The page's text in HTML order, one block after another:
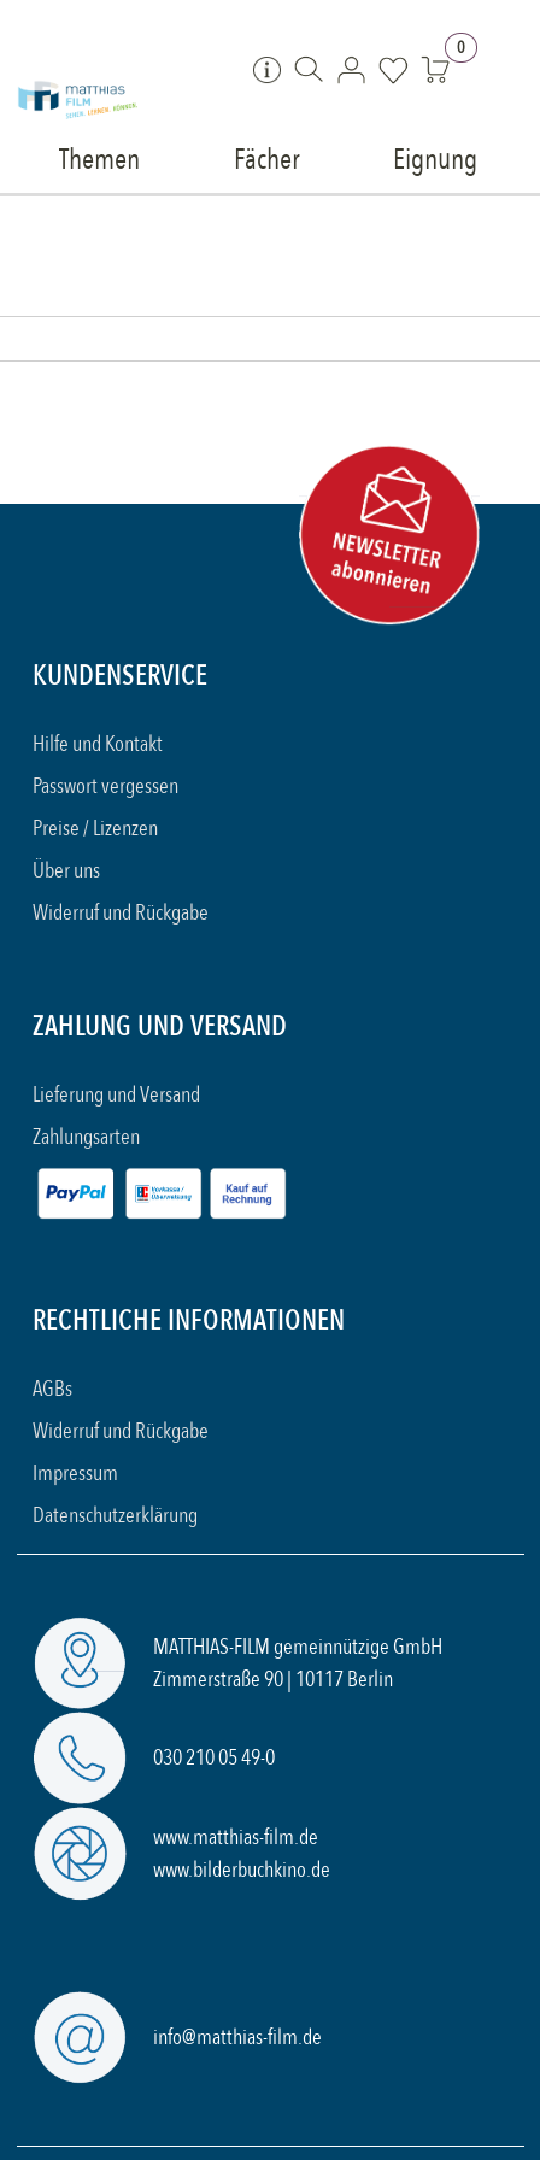
0
Themen Fächer Eignung
KUNDENSERVICE
Hilfe und Kontakt
Passwort vergessen
Preise / Lizenzen
Über uns
Widerruf und Rückgabe
ZAHLUNG UND VERSAND
Lieferung und Versand
Zahlungsarten
RECHTLICHE INFORMATIONEN
AGBs
Widerruf und Rückgabe
Impressum
Datenschutzerklärung
MATTHIAS-FILM gemeinnützige GmbH
Zimmerstraße 90 | 10117 Berlin
030 210 05 49-0
www.matthias-film.de
www.bilderbuchkino.de
info@matthias-film.de